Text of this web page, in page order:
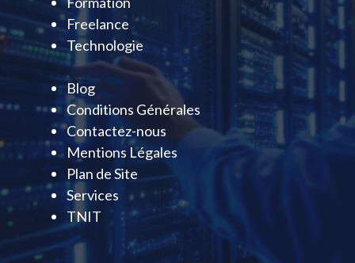
Freelance
Technologie
Blog
Conditions Générales
Contactez-nous
Mentions Légales
Plan de Site
Services
TNIT